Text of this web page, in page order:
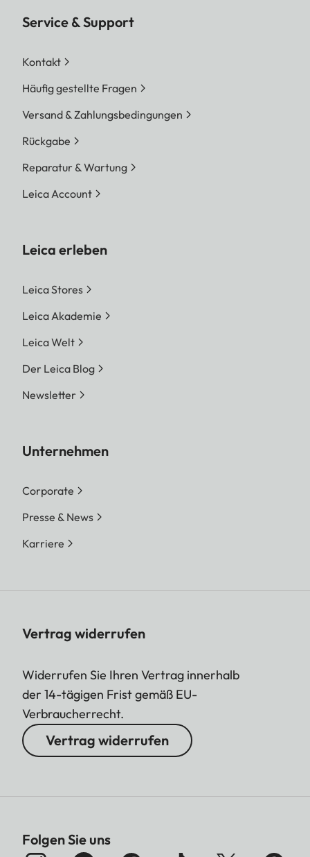
Service & Support
Kontakt
Häufig gestellte Fragen
Versand & Zahlungsbedingungen
Rückgabe
Reparatur & Wartung
Leica Account
Leica erleben
Leica Stores
Leica Akademie
Leica Welt
Der Leica Blog
Newsletter
Unternehmen
Corporate
Presse & News
Karriere
Vertrag widerrufen
Widerrufen Sie Ihren Vertrag innerhalb
der 14-tägigen Frist gemäß EU-
Verbraucherrecht.
Vertrag widerrufen
Folgen Sie uns